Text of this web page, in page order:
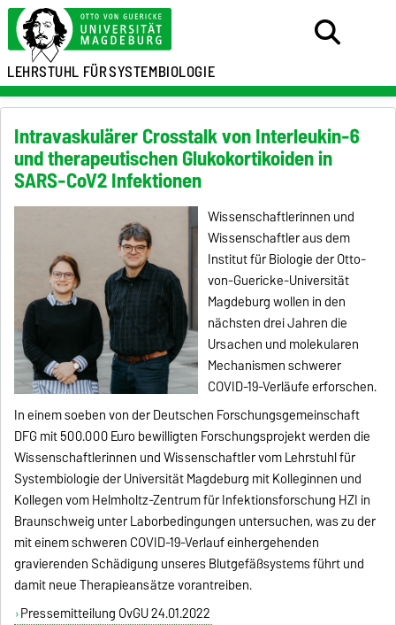
LEHRSTUHL FÜRSYSTEMBIOLOGIE
Intravaskulärer Crosstalk von Interleukin-6
und therapeutischen Glukokortikoiden in
SARS-CoV2 Infektionen
Wissenschaftlerinnen und
Wissenschaftler aus dem
Institut für Biologie der Otto-
von-Guericke-Universität
Magdeburg wollen in den
nächsten drei Jahren die
Ursachen und molekularen
Mechanismen schwerer
COVID-19-Verläufe erforschen.
In einem soeben von der Deutschen Forschungsgemeinschaft
DFG mit 500.000 Euro bewilligten Forschungsprojekt werden die
Wissenschaftlerinnen und Wissenschaftler vom Lehrstuhl für
Systembiologie der Universität Magdeburg mit Kolleginnen und
Kollegen vom Helmholtz-Zentrum für Infektionsforschung HZI in
Braunschweig unter Laborbedingungen untersuchen, was zu der
mit einem schweren COVID-19-Verlauf einhergehenden
gravierenden Schädigung unseres Blutgefäßsystems führt und
damit neue Therapieansätze vorantreiben.
Pressemitteilung OvGU 24.01.2022